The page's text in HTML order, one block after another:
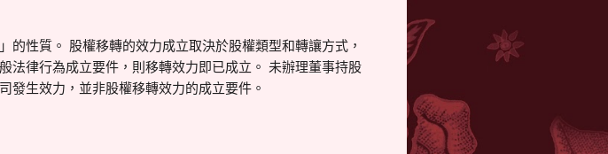
性質。 股權移轉的效力成立取決於股權類型和轉讓方式，
法律行為成立要件，則移轉效力即已成立。 未辦理董事持股
發生效力，並非股權移轉效力的成立要件。